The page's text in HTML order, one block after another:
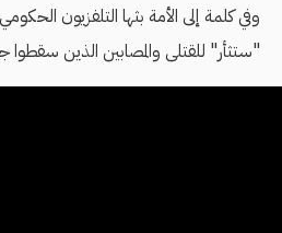
وفي كلمة إلى الأمة بثها التلفزيون
"ستثأر" للقتلى والمصابين الذين سقطوا